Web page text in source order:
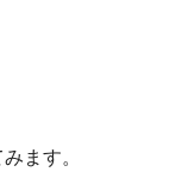
ます。